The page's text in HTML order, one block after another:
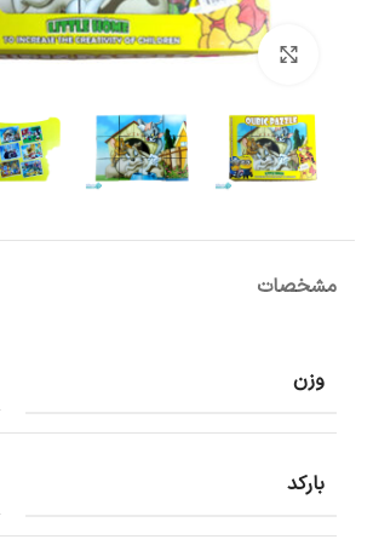
بزرگنمایی تصویر
مشخصات
وزن
بارکد